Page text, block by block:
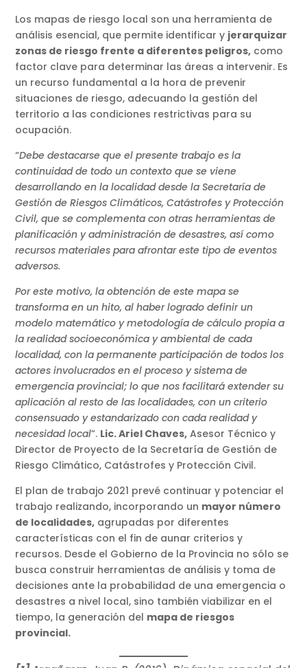
Los mapas de riesgo local son una herramienta de
análisis esencial, que permite identificar y jerarquizar
zonas de riesgo frente a diferentes peligros, como
factor clave para determinar las áreas a intervenir. Es
un recurso fundamental a la hora de prevenir
situaciones de riesgo, adecuando la gestión del
territorio a las condiciones restrictivas para su
ocupación.
“Debe destacarse que el presente trabajo es la
continuidad de todo un contexto que se viene
desarrollando en la localidad desde la Secretaría de
Gestión de Riesgos Climáticos, Catástrofes y Protección
Civil, que se complementa con otras herramientas de
planificación y administración de desastres, así como
recursos materiales para afrontar este tipo de eventos
adversos.
Por este motivo, la obtención de este mapa se
transforma en un hito, al haber logrado definir un
modelo matemático y metodología de cálculo propia a
la realidad socioeconómica y ambiental de cada
localidad, con la permanente participación de todos los
actores involucrados en el proceso y sistema de
emergencia provincial; lo que nos facilitará extender su
aplicación al resto de las localidades, con un criterio
consensuado y estandarizado con cada realidad y
necesidad local”. Lic. Ariel Chaves, Asesor Técnico y
Director de Proyecto de la Secretaría de Gestión de
Riesgo Climático, Catástrofes y Protección Civil.
El plan de trabajo 2021 prevé continuar y potenciar el
trabajo realizando, incorporando un mayor número
de localidades, agrupadas por diferentes
características con el fin de aunar criterios y
recursos. Desde el Gobierno de la Provincia no sólo se
busca construir herramientas de análisis y toma de
decisiones ante la probabilidad de una emergencia o
desastres a nivel local, sino también viabilizar en el
tiempo, la generación del mapa de riesgos
provincial.